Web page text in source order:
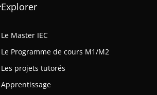
Explorer
Le Master IEC
Le Programme de cours M1/M2
Les projets tutorés
Apprentissage